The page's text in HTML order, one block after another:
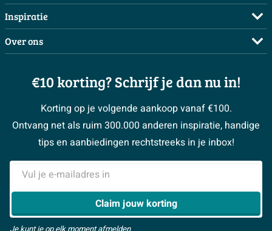
Bestellen
Betalen
Bezorgen / afhalen
Garantie / klachten
Reviewbeleid
> Naar de klantenservice
Maak een afspraak
Doe de offerte check
3D tekening maken
Klustips
Klusadvies
> Alle adviesmogelijkheden
Inspiratie
Complete badkamers
Complete toiletruimtes
Moodboards
Magazine
#MySawiday
> Naar inspiratie
Over ons
Over Sawiday
Vacatures
Sawiday PRO
BeCommerce
Samenwerken
> Alles over showrooms
€10 korting? Schrijf je dan nu in!
Korting op je volgende aankoop vanaf €100.
Ontvang net als ruim 300.000 anderen inspiratie, handige
tips en aanbiedingen rechtstreeks in je inbox!
E-mailadres
Claim jouw korting